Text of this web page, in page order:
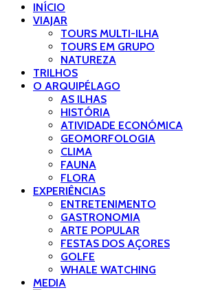
INÍCIO
VIAJAR
TOURS MULTI-ILHA
TOURS EM GRUPO
NATUREZA
TRILHOS
O ARQUIPÉLAGO
AS ILHAS
HISTÓRIA
ATIVIDADE ECONÓMICA
GEOMORFOLOGIA
CLIMA
FAUNA
FLORA
EXPERIÊNCIAS
ENTRETENIMENTO
GASTRONOMIA
ARTE POPULAR
FESTAS DOS AÇORES
GOLFE
WHALE WATCHING
MEDIA